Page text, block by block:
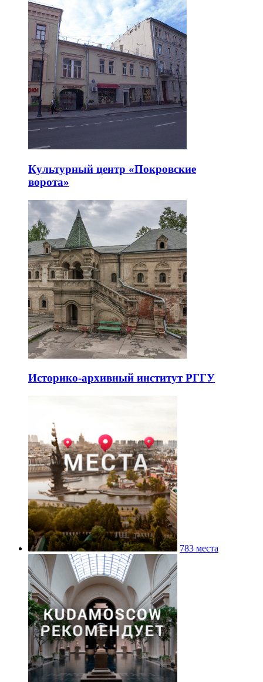
Культурный центр «Покровские
ворота»
Историко-архивный институт РГГУ
783 места